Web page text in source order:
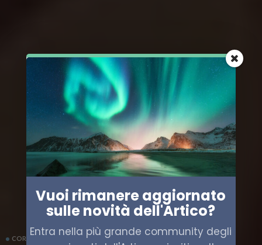
COREA DEL SUD ECONOMIA
Vuoi rimanere aggiornato
sulle novità dell'Artico?
Entra nella più grande community degli